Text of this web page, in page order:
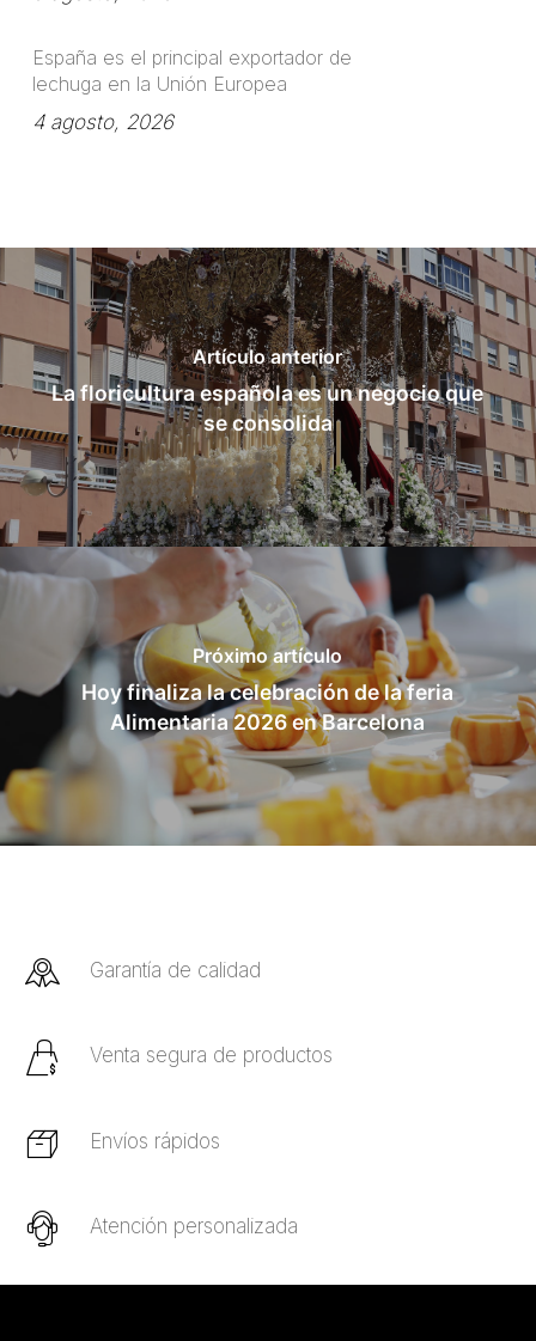
España es el principal exportador de
lechuga en la Unión Europea
4 agosto, 2026
Artículo anterior
La floricultura española es un negocio que
se consolida
Próximo artículo
Hoy finaliza la celebración de la feria
Alimentaria 2026 en Barcelona
Garantía de calidad
Venta segura de productos
Envíos rápidos
Atención personalizada